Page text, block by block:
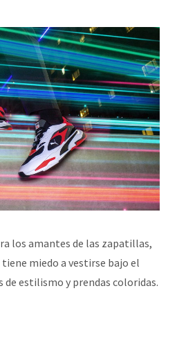
los amantes de las zapatillas,
miedo a vestirse bajo el
de estilismo y prendas coloridas.